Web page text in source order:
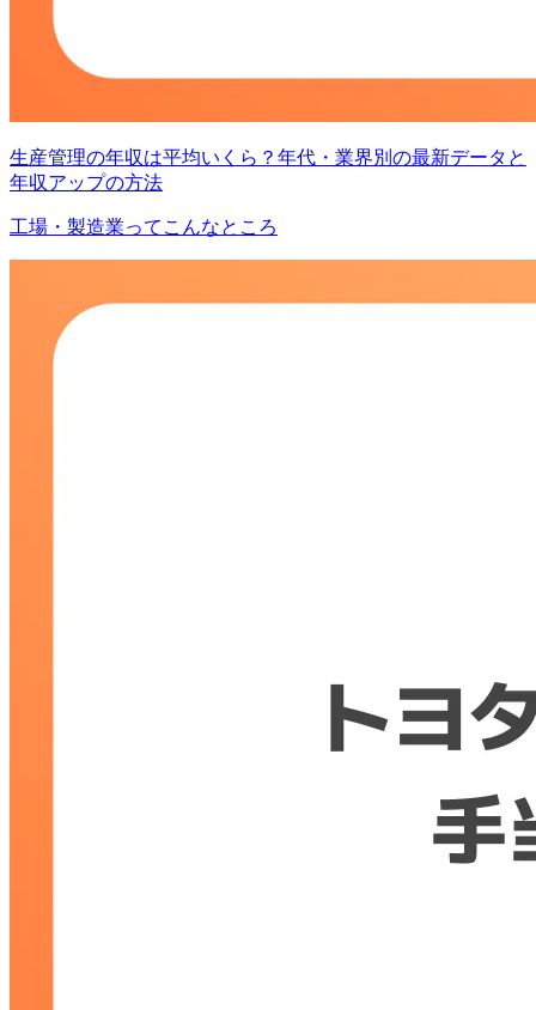
生産管理の年収は平均いくら？年代・業界別の最新データと
年収アップの方法
工場・製造業ってこんなところ